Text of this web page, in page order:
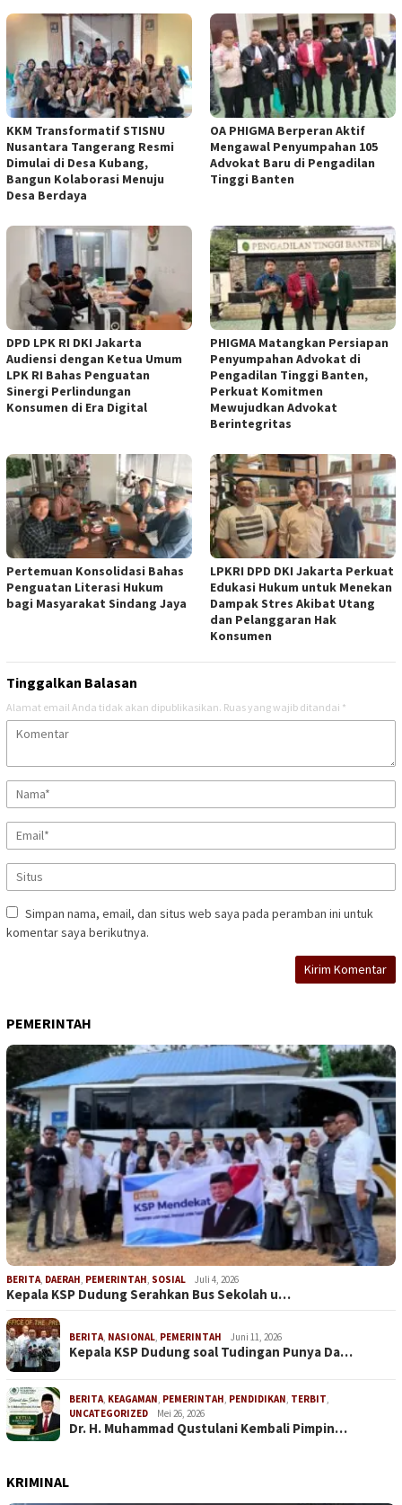
KKM Transformatif STISNU
Nusantara Tangerang Resmi
Dimulai di Desa Kubang,
Bangun Kolaborasi Menuju
Desa Berdaya
OA PHIGMA Berperan Aktif
Mengawal Penyumpahan 105
Advokat Baru di Pengadilan
Tinggi Banten
DPD LPK RI DKI Jakarta
Audiensi dengan Ketua Umum
LPK RI Bahas Penguatan
Sinergi Perlindungan
Konsumen di Era Digital
PHIGMA Matangkan Persiapan
Penyumpahan Advokat di
Pengadilan Tinggi Banten,
Perkuat Komitmen
Mewujudkan Advokat
Berintegritas
Pertemuan Konsolidasi Bahas
Penguatan Literasi Hukum
bagi Masyarakat Sindang Jaya
LPKRI DPD DKI Jakarta Perkuat
Edukasi Hukum untuk Menekan
Dampak Stres Akibat Utang
dan Pelanggaran Hak
Konsumen
Tinggalkan Balasan
Alamat email Anda tidak akan dipublikasikan. Ruas yang wajib ditandai *
Simpan nama, email, dan situs web saya pada peramban ini untuk
komentar saya berikutnya.
PEMERINTAH
BERITA DAERAH PEMERINTAH SOSIAL Juli 4, 2026
Kepala KSP Dudung Serahkan Bus Sekolah u…
BERITA NASIONAL PEMERINTAH Juni 11, 2026
Kepala KSP Dudung soal Tudingan Punya Da…
BERITA KEAGAMAN PEMERINTAH PENDIDIKAN TERBIT
UNCATEGORIZED
Mei 26, 2026
Dr. H. Muhammad Qustulani Kembali Pimpin…
KRIMINAL